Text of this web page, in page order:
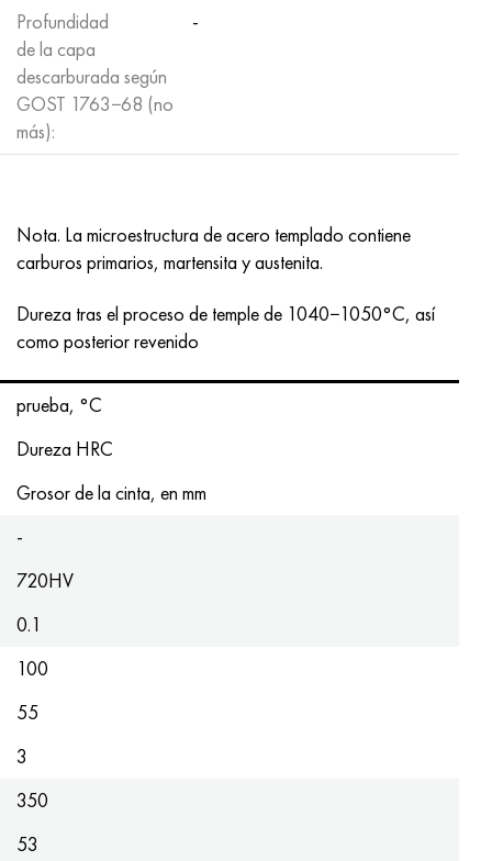
Profundidad
de la capa
descarburada según
GOST 1763−68 (no
más):
-
Nota. La microestructura de acero templado contiene
carburos primarios, martensita y austenita.
Dureza tras el proceso de temple de 1040−1050°C, así
como posterior revenido
prueba, °C
Dureza HRC
Grosor de la cinta, en mm
-
720HV
0.1
100
55
3
350
53